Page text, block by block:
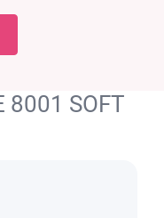
8001 SOFT